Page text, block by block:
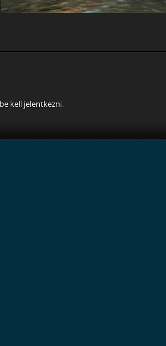
be kell jelentkezni.